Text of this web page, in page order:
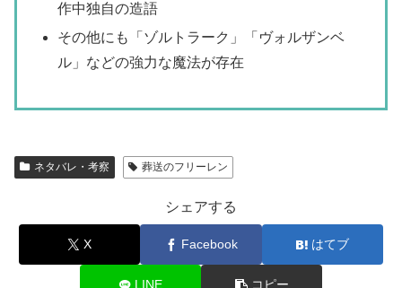
作中独自の造語
その他にも「ゾルトラーク」「ヴォルザンベ
ル」などの強力な魔法が存在
ネタバレ・考察 葬送のフリーレン
シェアする
X Facebook はてブ
LINE コピー